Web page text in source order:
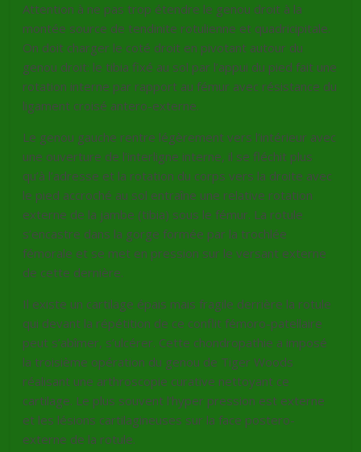
Attention à ne pas trop étendre le genou droit à la
montée source de tendinite rotulienne et quadricipitale.
On doit charger le coté droit en pivotant autour du
genou droit: le tibia fixé au sol par l’appui du pied fait une
rotation interne par rapport au fémur avec résistance du
ligament croisé antero-externe.
Le genou gauche rentre légèrement vers l’intérieur avec
une ouverture de l’interligne interne, il se fléchit plus
qu’à l’adresse et la rotation du corps vers la droite avec
le pied accroché au sol entraîne une relative rotation
externe de la jambe (tibia) sous le fémur. La rotule
s’encastre dans la gorge formée par la trochlée
fémorale et se met en pression sur le versant externe
de cette dernière.
Il existe un cartilage épais mais fragile derrière la rotule
qui devant la répétition de ce conflit fémoro-patellaire
peut s’abîmer, s’ulcérer. Cette chondropathie a imposé
la troisième opération du genou de Tiger Woods
réalisant une arthroscopie curative nettoyant ce
cartilage. Le plus souvent l’hyper pression est externe
et les lésions cartilagineuses sur la face postero-
externe de la rotule.